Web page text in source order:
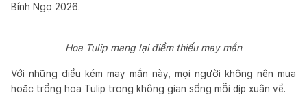
Bính Ngọ 2026.
Hoa Tulip mang lại điềm thiếu may mắn
Với những điều kém may mắn này, mọi người không nên mua
hoặc trồng hoa Tulip trong không gian sống mỗi dịp xuân về.